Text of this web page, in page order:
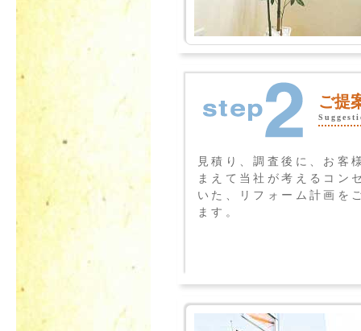
ご提
見積り、調査後に、お客
まえて当社が考えるコン
いた、リフォーム計画を
ます。